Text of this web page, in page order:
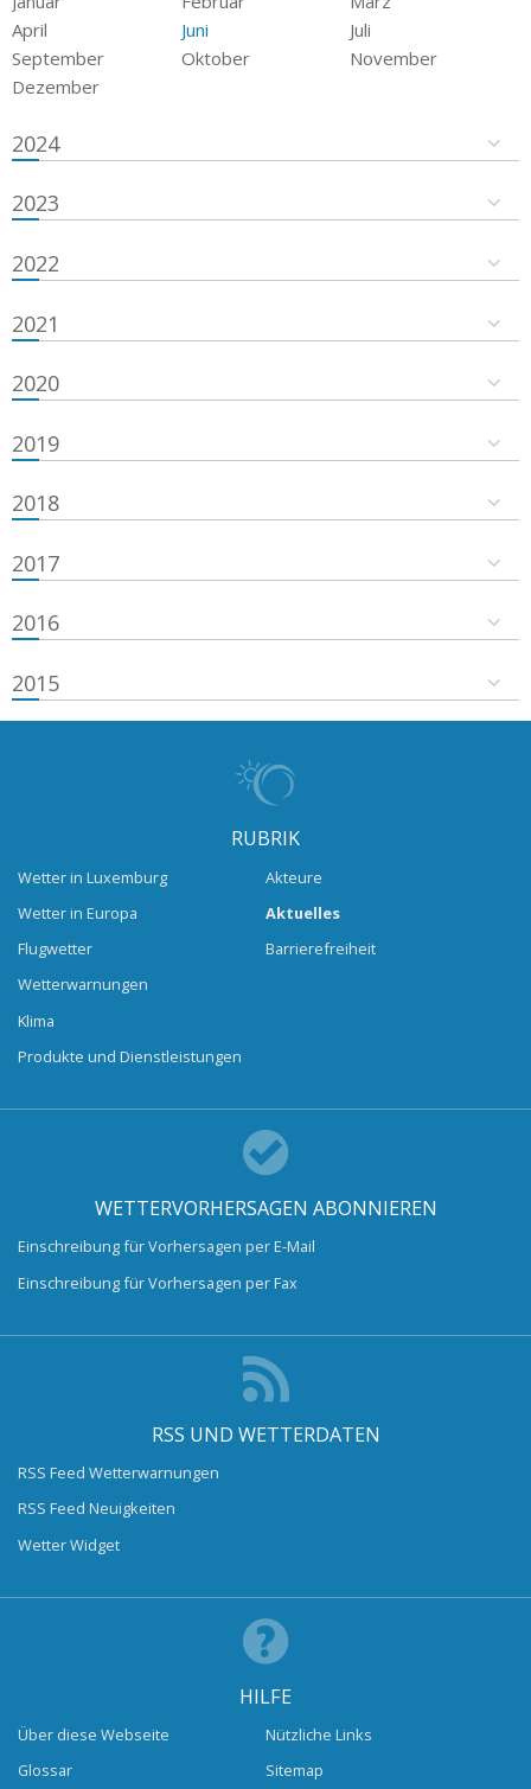
April
Juni
Juli
September
Oktober
November
Dezember
2024
2023
2022
2021
2020
2019
2018
2017
2016
2015
RUBRIK
Wetter in Luxemburg
Wetter in Europa
Flugwetter
Wetterwarnungen
Klima
Produkte und Dienstleistungen
Akteure
Aktuelles
Barrierefreiheit
WETTERVORHERSAGEN ABONNIEREN
Einschreibung für Vorhersagen per E-Mail
Einschreibung für Vorhersagen per Fax
RSS UND WETTERDATEN
RSS Feed Wetterwarnungen
RSS Feed Neuigkeiten
Wetter Widget
HILFE
Über diese Webseite
Glossar
Nützliche Links
Sitemap